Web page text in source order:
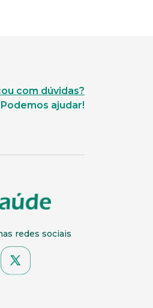
com dúvidas?
Podemos ajudar!
redes sociais